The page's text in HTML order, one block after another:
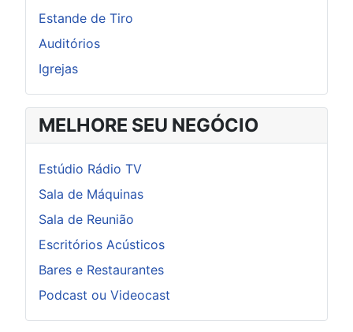
Estande de Tiro
Auditórios
Igrejas
MELHORE SEU NEGÓCIO
Estúdio Rádio TV
Sala de Máquinas
Sala de Reunião
Escritórios Acústicos
Bares e Restaurantes
Podcast ou Videocast